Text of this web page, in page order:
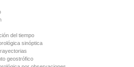
del tiempo
sinóptica
geostrófico